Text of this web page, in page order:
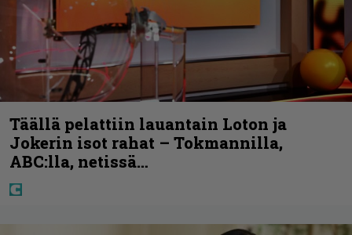
Täällä pelattiin lauantain Loton ja
Jokerin isot rahat – Tokmannilla,
ABC:lla, netissä…